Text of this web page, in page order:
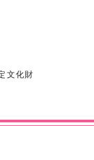
文化財